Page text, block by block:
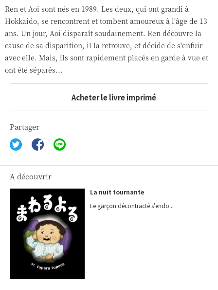
Ren et Aoi sont nés en 1989. Les deux, qui ont grandi à
Hokkaido, se rencontrent et tombent amoureux à l'âge de 13
ans. Un jour, Aoi disparaît soudainement. Ren découvre la
cause de sa disparition, il la retrouve, et décide de s'enfuir
avec elle. Mais, ils sont rapidement placés en garde à vue et
ont été séparés...
Acheter le livre imprimé
Partager
A découvrir
La nuit tournante
Le garçon décontracté s'endo...